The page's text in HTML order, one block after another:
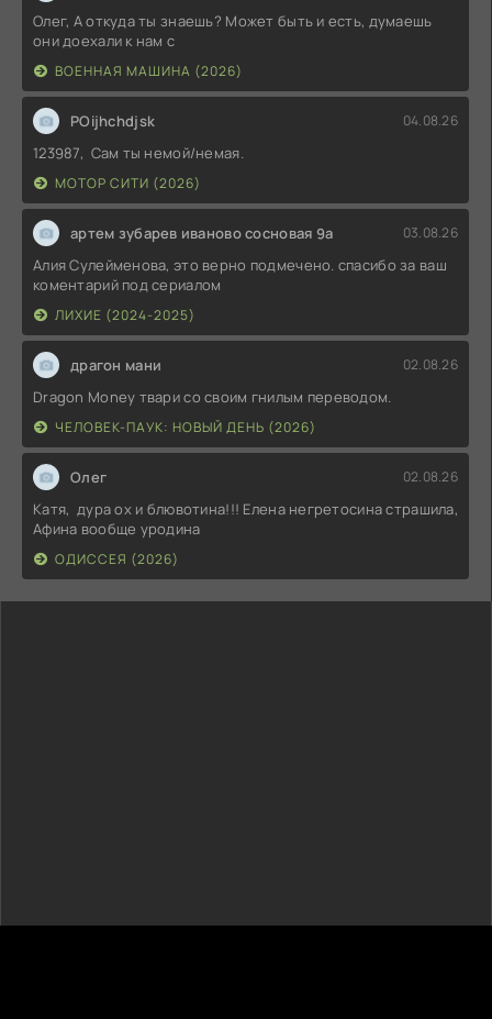
Олег, А откуда ты знаешь? Может быть и есть, думаешь
они доехали к нам с
ВОЕННАЯ МАШИНА (2026)
POijhchdjsk 04.08.26
123987, Сам ты немой/немая.
МОТОР СИТИ (2026)
артем зубарев иваново сосновая 9а 03.08.26
Алия Сулейменова, это верно подмечено. спасибо за ваш
коментарий под сериалом
ЛИХИЕ (2024-2025)
драгон мани 02.08.26
Dragon Money твари со своим гнилым переводом.
ЧЕЛОВЕК-ПАУК: НОВЫЙ ДЕНЬ (2026)
Олег 02.08.26
Катя, дура ох и блювотина!!! Елена негретосина страшила,
Афина вообще уродина
ОДИССЕЯ (2026)